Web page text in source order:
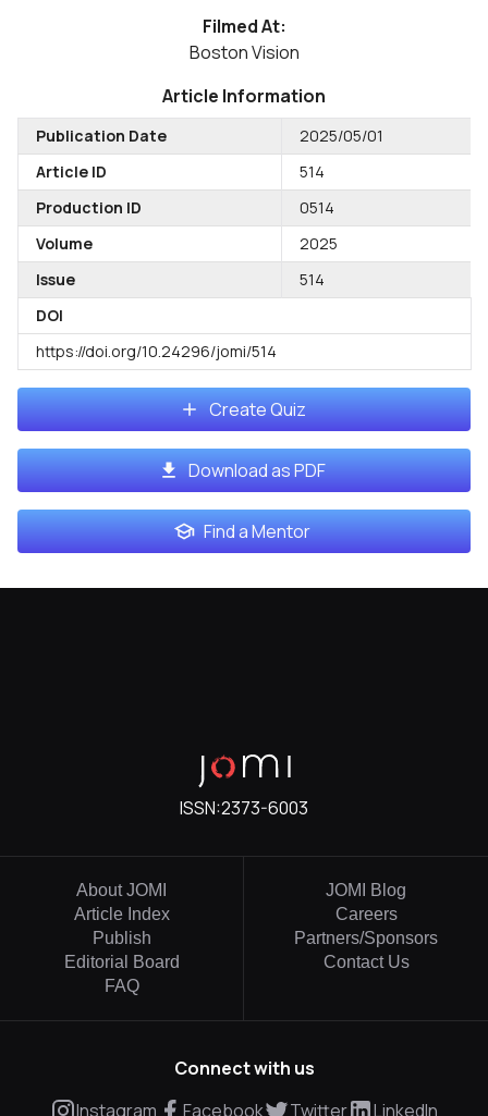
Filmed At:
Boston Vision
Article Information
Publication Date
2025/05/01
Article ID
514
Production ID
0514
Volume
2025
Issue
514
DOI
https://doi.org/10.24296/jomi/514
Create Quiz
Download as PDF
Find a Mentor
ISSN:2373-6003
About JOMI
Article Index
Publish
Editorial Board
FAQ
JOMI Blog
Careers
Partners/Sponsors
Contact Us
Connect with us
Instagram
Facebook Twitter LinkedIn